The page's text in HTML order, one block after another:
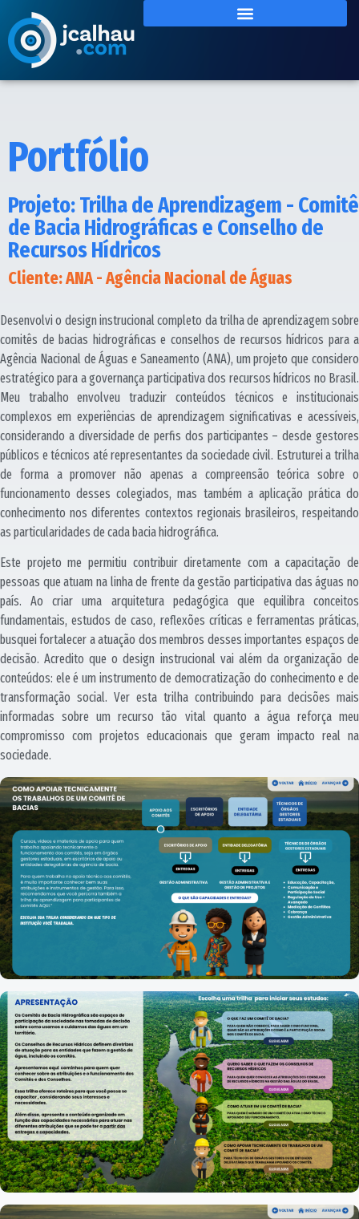
Portfólio
Projeto: Trilha de Aprendizagem - Comitê
de Bacia Hidrográficas e Conselho de
Recursos Hídricos
Cliente: ANA - Agência Nacional de Águas
Desenvolvi o design instrucional completo da trilha de aprendizagem sobre
comitês de bacias hidrográficas e conselhos de recursos hídricos para a
Agência Nacional de Águas e Saneamento (ANA), um projeto que considero
estratégico para a governança participativa dos recursos hídricos no Brasil.
Meu trabalho envolveu traduzir conteúdos técnicos e institucionais
complexos em experiências de aprendizagem significativas e acessíveis,
considerando a diversidade de perfis dos participantes – desde gestores
públicos e técnicos até representantes da sociedade civil. Estruturei a trilha
de forma a promover não apenas a compreensão teórica sobre o
funcionamento desses colegiados, mas também a aplicação prática do
conhecimento nos diferentes contextos regionais brasileiros, respeitando
as particularidades de cada bacia hidrográfica.
Este projeto me permitiu contribuir diretamente com a capacitação de
pessoas que atuam na linha de frente da gestão participativa das águas no
país. Ao criar uma arquitetura pedagógica que equilibra conceitos
fundamentais, estudos de caso, reflexões críticas e ferramentas práticas,
busquei fortalecer a atuação dos membros desses importantes espaços de
decisão. Acredito que o design instrucional vai além da organização de
conteúdos: ele é um instrumento de democratização do conhecimento e de
transformação social. Ver esta trilha contribuindo para decisões mais
informadas sobre um recurso tão vital quanto a água reforça meu
compromisso com projetos educacionais que geram impacto real na
sociedade.